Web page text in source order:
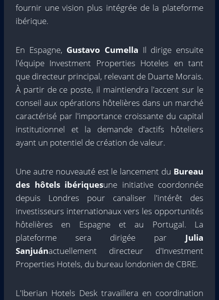
fournir une vision plus intégrée de la plateforme
ibérique.
En Espagne, Gustavo Cumella Il dirige ensuite
l'équipe Investment Properties Hoteles en tant
que directeur principal, relevant de Duarte Morais.
À partir de ce poste, il maintiendra l'accent sur le
conseil aux opérations hôtelières dans un marché
caractérisé par l'importance croissante du capital
institutionnel et la demande d'actifs hôteliers
ayant un potentiel de création de valeur.
Une autre nouveauté est le lancement du Bureau
des hôtels ibériquesune initiative coordonnée
depuis Londres pour canaliser l'intérêt des
investisseurs internationaux vers les opportunités
hôtelières en Espagne et au Portugal. La
plateforme sera dirigée par Julia
Sanjuánactuellement directeur d'Investment
Properties Hotels, du bureau londonien de CBRE.
L'Iberian Hotels Desk travaillera en coordination